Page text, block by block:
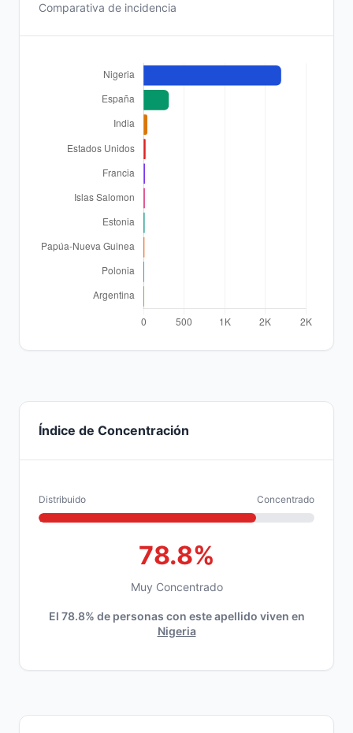
Comparativa de incidencia
Índice de Concentración
Distribuido Concentrado
78.8%
Muy Concentrado
El 78.8% de personas con este apellido viven en
Nigeria